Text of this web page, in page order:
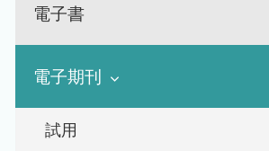
電子書
電子期刊
試用